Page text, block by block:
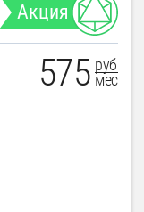
Акция
575 руб
мес